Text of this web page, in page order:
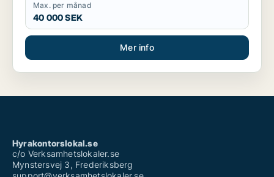
Max. per månad
40 000 SEK
Mer info
Hyrakontorslokal.se
c/o Verksamhetslokaler.se
Mynstersvej 3, Frederiksberg